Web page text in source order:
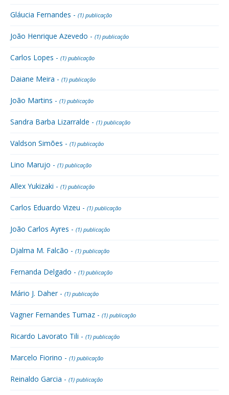
Gláucia Fernandes - (1) publicação
João Henrique Azevedo - (1) publicação
Carlos Lopes - (1) publicação
Daiane Meira - (1) publicação
João Martins - (1) publicação
Sandra Barba Lizarralde - (1) publicação
Valdson Simões - (1) publicação
Lino Marujo - (1) publicação
Allex Yukizaki - (1) publicação
Carlos Eduardo Vizeu - (1) publicação
João Carlos Ayres - (1) publicação
Djalma M. Falcão - (1) publicação
Fernanda Delgado - (1) publicação
Mário J. Daher - (1) publicação
Vagner Fernandes Tumaz - (1) publicação
Ricardo Lavorato Tili - (1) publicação
Marcelo Fiorino - (1) publicação
Reinaldo Garcia - (1) publicação